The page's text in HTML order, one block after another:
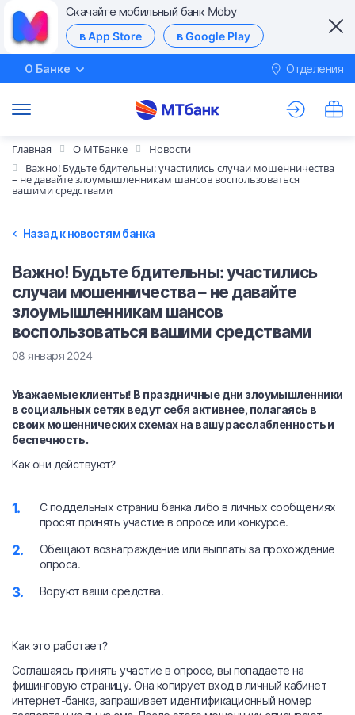
Скачайте мобильный банк Moby
в App Store в Google Play
О Банке Отделения
Главная О МТБанке
Новости
Важно! Будьте бдительны: участились случаи мошенничества
– не давайте злоумышленникам шансов воспользоваться
вашими средствами
Назад к новостям банка
Важно! Будьте бдительны: участились
случаи мошенничества – не давайте
злоумышленникам шансов
воспользоваться вашими средствами
08 января 2024
Уважаемые клиенты! В праздничные дни злоумышленники
в социальных сетях ведут себя активнее, полагаясь в
своих мошеннических схемах на вашу расслабленность и
беспечность.
Как они действуют?
C поддельных страниц банка либо в личных сообщениях
просят принять участие в опросе или конкурсе.
Обещают вознаграждение или выплаты за прохождение
опроса.
Воруют ваши средства.
Как это работает?
Соглашаясь принять участие в опросе, вы попадаете на
фишинговую страницу. Она копирует вход в личный кабинет
интернет-банка, запрашивает идентификационный номер